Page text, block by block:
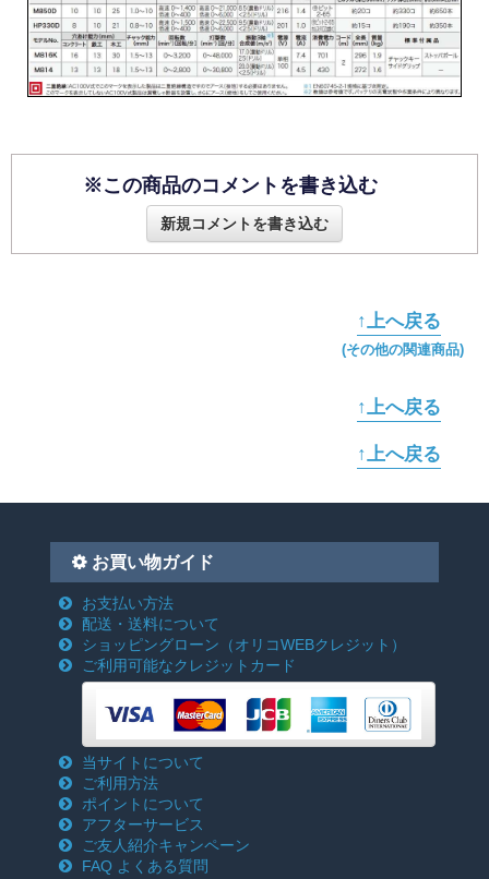
※この商品のコメントを書き込む
新規コメントを書き込む
↑上へ戻る
(その他の関連商品)
↑上へ戻る
↑上へ戻る
お買い物ガイド
お支払い方法
配送・送料について
ショッピングローン （オリコWEBクレジット）
ご利用可能なクレジットカード
当サイトについて
ご利用方法
ポイントについて
アフターサービス
ご友人紹介キャンペーン
FAQ よくある質問